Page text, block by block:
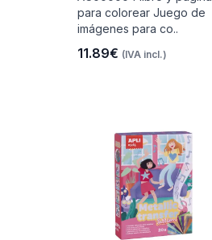
para colorear Juego de
imágenes para co..
11.89€ (IVA incl.)